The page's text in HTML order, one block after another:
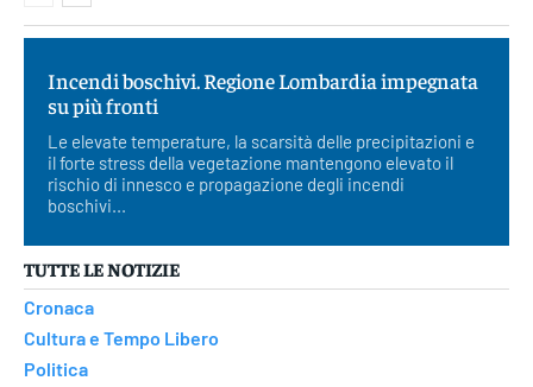
Incendi boschivi. Regione Lombardia impegnata
su più fronti
Le elevate temperature, la scarsità delle precipitazioni e
il forte stress della vegetazione mantengono elevato il
rischio di innesco e propagazione degli incendi
boschivi...
TUTTE LE NOTIZIE
Cronaca
Cultura e Tempo Libero
Politica